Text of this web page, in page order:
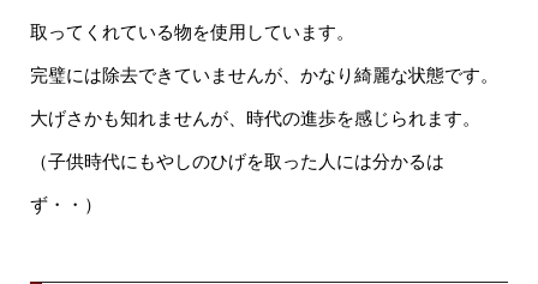
取ってくれている物を使用しています。
完璧には除去できていませんが、かなり綺麗な状態です。
大げさかも知れませんが、時代の進歩を感じられます。
（子供時代にもやしのひげを取った人には分かるは
ず・・）